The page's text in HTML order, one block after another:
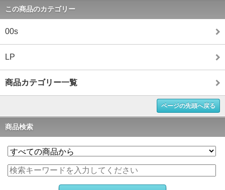
この商品のカテゴリー
00s
LP
商品カテゴリー一覧
ページの先頭へ戻る
商品検索